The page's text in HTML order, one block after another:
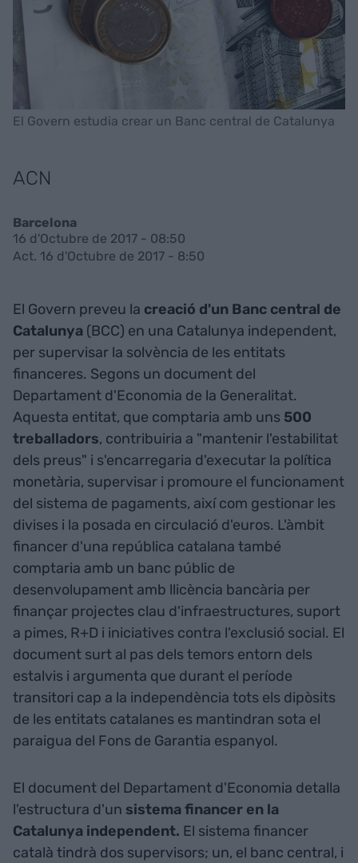
El Govern estudia crear un Banc central de Catalunya
ACN
Barcelona
16 d'Octubre de 2017 - 08:50
Act. 16 d'Octubre de 2017 - 8:50
El Govern preveu la creació d'un Banc central de
Catalunya (BCC) en una Catalunya independent,
per supervisar la solvència de les entitats
financeres. Segons un document del
Departament d'Economia de la Generalitat.
Aquesta entitat, que comptaria amb uns 500
treballadors, contribuiria a "mantenir l'estabilitat
dels preus" i s'encarregaria d'executar la política
monetària, supervisar i promoure el funcionament
del sistema de pagaments, així com gestionar les
divises i la posada en circulació d'euros. L'àmbit
financer d'una república catalana també
comptaria amb un banc públic de
desenvolupament amb llicència bancària per
finançar projectes clau d'infraestructures, suport
a pimes, R+D i iniciatives contra l'exclusió social. El
document surt al pas dels temors entorn dels
estalvis i argumenta que durant el període
transitori cap a la independència tots els dipòsits
de les entitats catalanes es mantindran sota el
paraigua del Fons de Garantia espanyol.
El document del Departament d'Economia detalla
l'estructura d'un sistema financer en la
Catalunya independent. El sistema financer
català tindrà dos supervisors; un, el banc central, i